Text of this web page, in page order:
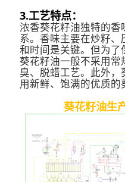
3.工艺特点：
浓香葵花籽油独特的
系。香味主要在炒籽
和时间是关键。但为
葵花籽油一般不采用
臭、脱蜡工艺。此外
用新鲜、饱满的优质的
葵花籽油生